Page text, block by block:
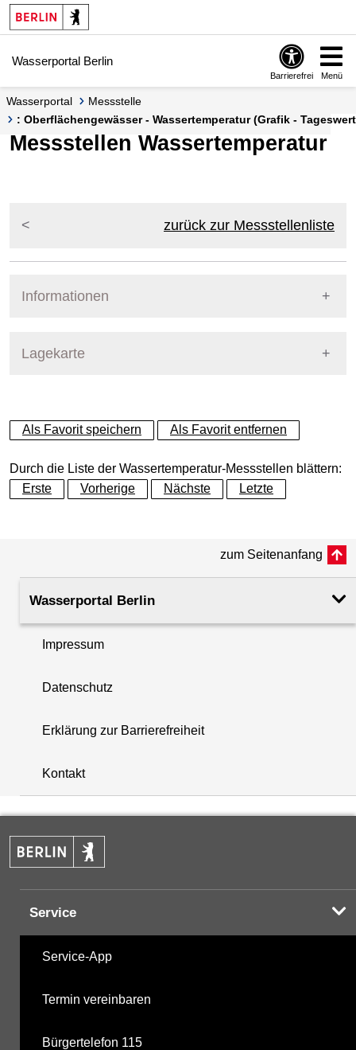
Springe zur Navigation
Springe zum Inhalt
Wasserportal Berlin
Barrierefrei Menü
Wasserportal
Messstelle
: Oberflächengewässer - Wassertemperatur (Grafik -
Messstellen Wassertemperatur
zurück zur Messstellenliste
Informationen
Lagekarte
+
−
+
−
Als Favorit speichern Als Favorit entfernen
Durch die Liste der Wassertemperatur-Messstellen blättern:
Erste
Vorherige Nächste Letzte
zum Seitenanfang
Wasserportal Berlin
Impressum
Datenschutz
Erklärung zur Barrierefreiheit
Kontakt
Service
Service-App
Termin vereinbaren
Bürgertelefon 115